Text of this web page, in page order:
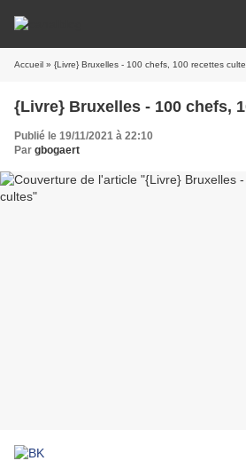
Accueil » {Livre} Bruxelles - 100 chefs, 100 recettes
{Livre} Bruxelles - 100 chefs,
Publié le 19/11/2021 à 22:10
Par gbogaert